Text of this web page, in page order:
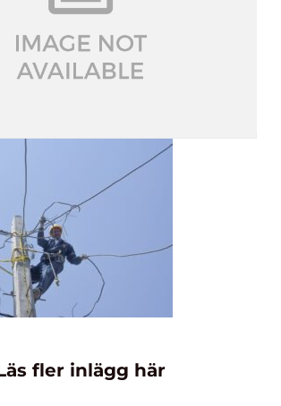
fler inlägg här